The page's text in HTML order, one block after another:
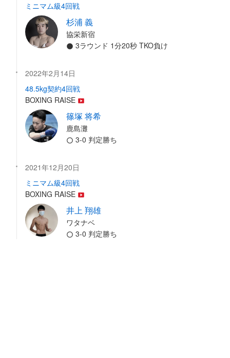
ミニマム級4回戦
杉浦 義
協栄新宿
3ラウンド 1分20秒 TKO負け
2022年2月14日
48.5kg契約4回戦
BOXING RAISE
篠塚 将希
鹿島灘
3-0 判定勝ち
2021年12月20日
ミニマム級4回戦
BOXING RAISE
井上 翔雄
ワタナベ
3-0 判定勝ち